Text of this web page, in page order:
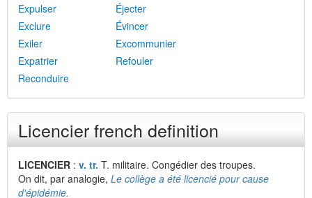
Expulser
Éjecter
Exclure
Évincer
Exiler
Excommunier
Expatrier
Refouler
Reconduire
Licencier french definition
LICENCIER : v. tr. T. militaire. Congédier des troupes.
On dit, par analogie, Le collège a été licencié pour cause
d'épidémie.